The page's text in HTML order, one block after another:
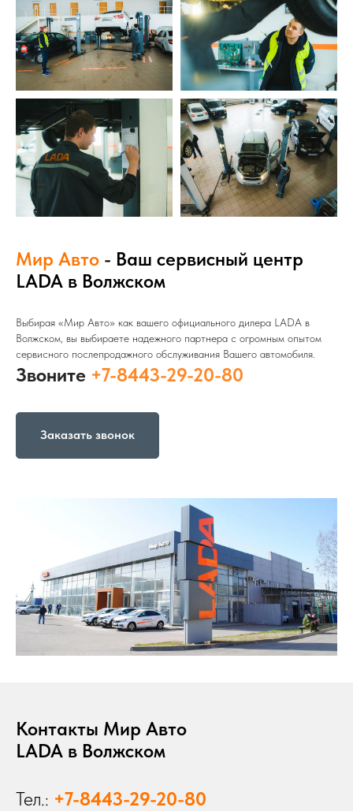
Мир Авто - Ваш сервисный центр
LADA в Волжском
Выбирая «Мир Авто» как вашего официального дилера LADA в
Волжском, вы выбираете надежного партнера с огромным опытом
сервисного послепродажного обслуживания Вашего автомобиля.
Звоните +7-8443-29-20-80
Заказать звонок
Контакты Мир Авто
LADA в Волжском
Тел.: +7-8443-29-20-80